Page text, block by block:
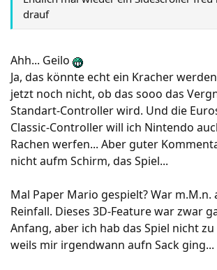
drauf
Ahh... Geilo
Ja, das könnte echt ein Kracher
jetzt noch nicht, ob das sooo das
Standart-Controller wird. Und die
Classic-Controller will ich Nintendo
Rachen werfen... Aber guter
nicht aufm Schirm, das Spiel...
Mal Paper Mario gespielt? War m.M.n.
Reinfall. Dieses 3D-Feature war zwar
Anfang, aber ich hab das Spiel nicht
weils mir irgendwann aufn Sack ging...